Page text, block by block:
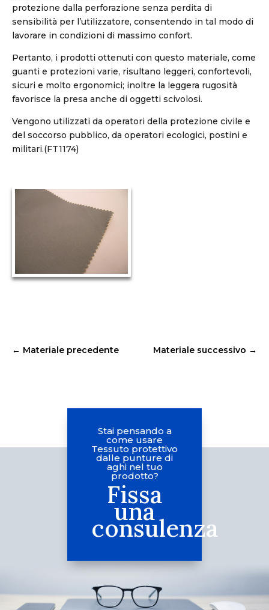
protezione dalla perforazione senza perdita di
sensibilità per l’utilizzatore, consentendo in tal modo di
lavorare in condizioni di massimo confort.
Pertanto, i prodotti ottenuti con questo materiale, come
guanti e protezioni varie, risultano leggeri, confortevoli,
sicuri e molto ergonomici; inoltre la leggera rugosità
favorisce la presa anche di oggetti scivolosi.
Vengono utilizzati da operatori della protezione civile e
del soccorso pubblico, da operatori ecologici, postini e
militari.(FT1174)
← Materiale precedente Materiale successivo →
Stai pensando a
come usare
Tessuto protettivo
dalle punture di
aghi nel tuo
prodotto?
Fissa
una
consulenza